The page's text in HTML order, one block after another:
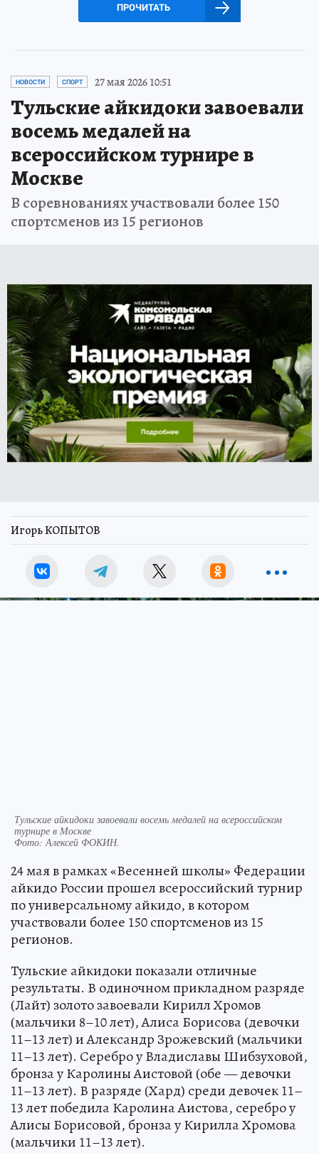
ПРОЧИТАТЬ
НОВОСТИ СПОРТ 27 мая 2026 10:51
Тульские айкидоки завоевали
восемь медалей на
всероссийском турнире в
Москве
В соревнованиях участвовали более 150
спортсменов из 15 регионов
Игорь КОПЫТОВ
Тульские айкидоки завоевали восемь медалей на всероссийском
турнире в Москве
Фото:Алексей ФОКИН.
24 мая в рамках «Весенней школы» Федерации
айкидо России прошел всероссийский турнир
по универсальному айкидо, в котором
участвовали более 150 спортсменов из 15
регионов.
Тульские айкидоки показали отличные
результаты. В одиночном прикладном разряде
(Лайт) золото завоевали Кирилл Хромов
(мальчики 8–10 лет), Алиса Борисова (девочки
11–13 лет) и Александр Зрожевский (мальчики
11–13 лет). Серебро у Владиславы Шибзуховой,
бронза у Каролины Аистовой (обе — девочки
11–13 лет). В разряде (Хард) среди девочек 11–
13 лет победила Каролина Аистова, серебро у
Алисы Борисовой, бронза у Кирилла Хромова
(мальчики 11–13 лет).